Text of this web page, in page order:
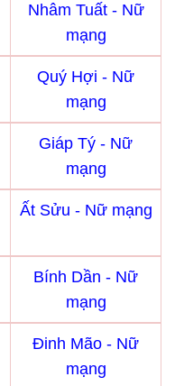
Nhâm Tuất - Nữ
mạng
Quý Hợi - Nữ
mạng
Giáp Tý - Nữ
mạng
Ất Sửu - Nữ mạng
Bính Dần - Nữ
mạng
Đinh Mão - Nữ
mạng